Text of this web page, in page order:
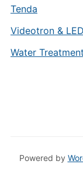
Tenda
Videotron &
Water Treatment
Powered by